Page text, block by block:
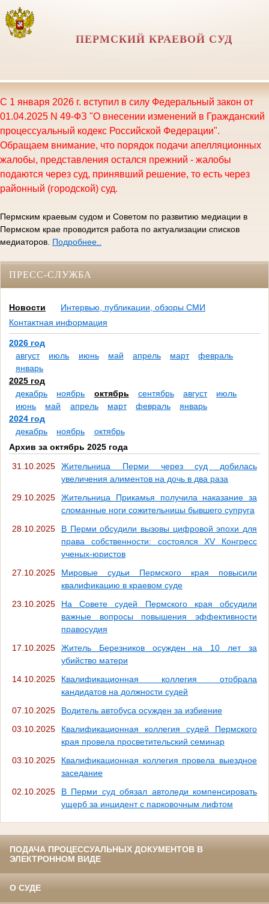
ПЕРМСКИЙ КРАЕВОЙ СУД
С 1 января 2026 г. вступил в силу Федеральный закон от
01.04.2025 N 49-ФЗ "О внесении изменений в Гражданский
процессуальный кодекс Российской Федерации".
Обращаем внимание, что порядок подачи апелляционных
жалобы, представления остался прежний - жалобы
подаются через суд, принявший решение, то есть через
районный (городской) суд.
Пермским краевым судом и Советом по развитию медиации в
Пермском крае проводится работа по актуализации списков
медиаторов. Подробнее..
ПРЕСС-СЛУЖБА
Новости
Интервью, публикации, обзоры СМИ
Контактная информация
2026 год
август
июль июнь май апрель март
февраль
январь
2025 год
декабрь
ноябрь октябрь сентябрь август
июль
июнь
май апрель март февраль
январь
2024 год
декабрь
ноябрь
октябрь
Архив за октябрь 2025 года
31.10.2025
Жительница Перми через суд добилась
увеличения алиментов на дочь в два раза
29.10.2025
Жительница Прикамья получила наказание за
сломанные ноги сожительницы бывшего супруга
28.10.2025
В Перми обсудили вызовы цифровой эпохи для
права собственности: состоялся XV Конгресс
ученых-юристов
27.10.2025
Мировые судьи Пермского края повысили
квалификацию в краевом суде
23.10.2025
На Совете судей Пермского края обсудили
важные вопросы повышения эффективности
правосудия
17.10.2025
Житель Березников осужден на 10 лет за
убийство матери
14.10.2025
Квалификационная коллегия отобрала
кандидатов на должности судей
07.10.2025
Водитель автобуса осужден за избиение
03.10.2025
Квалификационная коллегия судей Пермского
края провела просветительский семинар
03.10.2025
Квалификационная коллегия провела выездное
заседание
02.10.2025
В Перми суд обязал автоледи компенсировать
ущерб за инцидент с парковочным лифтом
ПОДАЧА ПРОЦЕССУАЛЬНЫХ ДОКУМЕНТОВ В
ЭЛЕКТРОННОМ ВИДЕ
О СУДЕ